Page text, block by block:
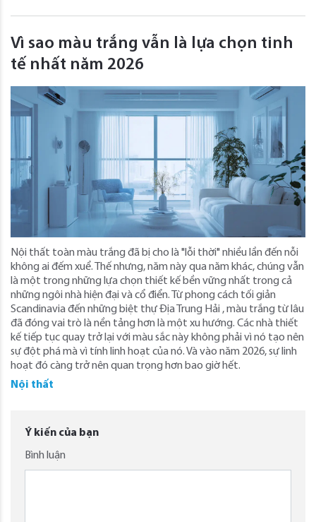
Vì sao màu trắng vẫn là lựa chọn tinh
tế nhất năm 2026
Nội thất toàn màu trắng đã bị cho là "lỗi thời" nhiều lần đến nỗi
không ai đếm xuể. Thế nhưng, năm này qua năm khác, chúng vẫn
là một trong những lựa chọn thiết kế bền vững nhất trong cả
những ngôi nhà hiện đại và cổ điển. Từ phong cách tối giản
Scandinavia đến những biệt thự Địa Trung Hải , màu trắng từ lâu
đã đóng vai trò là nền tảng hơn là một xu hướng. Các nhà thiết
kế tiếp tục quay trở lại với màu sắc này không phải vì nó tạo nên
sự đột phá mà vì tính linh hoạt của nó. Và vào năm 2026, sự linh
hoạt đó càng trở nên quan trọng hơn bao giờ hết.
Nội thất
Ý kiến của bạn
Bình luận